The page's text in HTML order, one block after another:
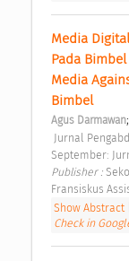
Media
Pada
Media
Bimbel
Agus Darmawan;
September:
Publisher :
Fransiskus
Show Abstract|
Check in